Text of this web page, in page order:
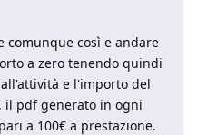
comunque così e andare
a zero tenendo quindi
e l'importo del
il pdf generato in ogni
a 100€ a prestazione.